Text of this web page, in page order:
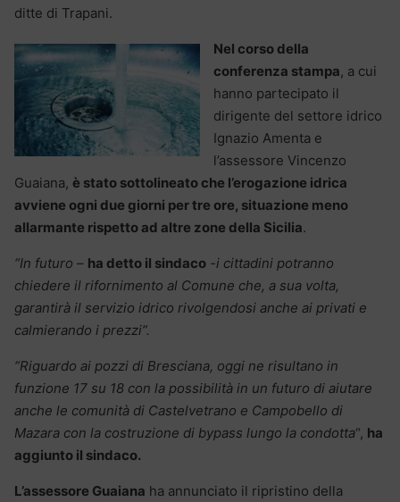
ditte di Trapani.
Nel corso della
conferenza stampa, a cui
hanno partecipato il
dirigente del settore idrico
Ignazio Amenta e
l’assessore Vincenzo
Guaiana, è stato sottolineato che l’erogazione idrica
avviene ogni due giorni per tre ore, situazione meno
allarmante rispetto ad altre zone della Sicilia.
“In futuro – ha detto il sindaco -i cittadini potranno
chiedere il rifornimento al Comune che, a sua volta,
garantirà il servizio idrico rivolgendosi anche ai privati e
calmierando i prezzi”.
“Riguardo ai pozzi di Bresciana, oggi ne risultano in
funzione 17 su 18 con la possibilità in un futuro di aiutare
anche le comunità di Castelvetrano e Campobello di
Mazara con la costruzione di bypass lungo la condotta“, ha
aggiunto il sindaco.
L’assessore Guaiana ha annunciato il ripristino della